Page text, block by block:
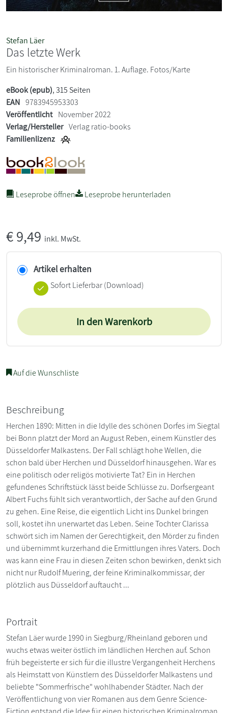
Stefan Läer
Das letzte Werk
Ein historischer Kriminalroman. 1. Auflage. Fotos/Karte
eBook (epub), 315 Seiten
EAN 9783945953303
Veröffentlicht November 2022
Verlag/Hersteller Verlag ratio-books
Familienlizenz
Leseprobe öffnen Leseprobe herunterladen
€9,49 inkl. MwSt.
Artikel erhalten
Sofort Lieferbar (Download)
In den Warenkorb
Auf die Wunschliste
Beschreibung
Herchen 1890: Mitten in die Idylle des schönen Dorfes im Siegtal
bei Bonn platzt der Mord an August Reben, einem Künstler des
Düsseldorfer Malkastens. Der Fall schlägt hohe Wellen, die
schon bald über Herchen und Düsseldorf hinausgehen. War es
eine politisch oder religös motivierte Tat? Ein in Herchen
gefundenes Schriftstück lässt beide Schlüsse zu. Dorfsergeant
Albert Fuchs fühlt sich verantwortlich, der Sache auf den Grund
zu gehen. Eine Reise, die eigentlich Licht ins Dunkel bringen
soll, kostet ihn unerwartet das Leben. Seine Tochter Clarissa
schwört sich im Namen der Gerechtigkeit, den Mörder zu finden
und übernimmt kurzerhand die Ermittlungen ihres Vaters. Doch
was kann eine Frau in diesen Zeiten schon bewirken, denkt sich
nicht nur Rudolf Muering, der feine Kriminalkommissar, der
plötzlich aus Düsseldorf auftaucht ...
Portrait
Stefan Läer wurde 1990 in Siegburg/Rheinland geboren und
wuchs etwas weiter östlich im ländlichen Herchen auf. Schon
früh begeisterte er sich für die illustre Vergangenheit Herchens
als Heimstatt von Künstlern des Düsseldorfer Malkastens und
beliebte "Sommerfrische" wohlhabender Städter. Nach der
Veröffentlichung von vier Romanen aus dem Genre Science-